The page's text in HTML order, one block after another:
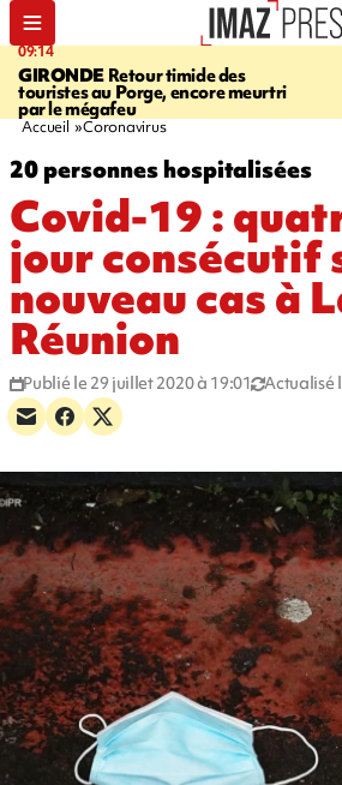
09:14
GIRONDE Retour timide des
touristes au Porge, encore meurtri
par le mégafeu
Accueil Coronavirus
20 personnes hospitalisées
Covid-19 :
jour consécutif
nouveau cas à
Réunion
Publié le 29 juillet 2020 à 19:01 Actualisé